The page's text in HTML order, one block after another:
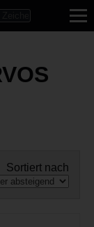
Sortiert nach